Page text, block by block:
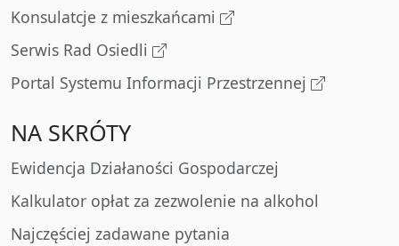
Konsulatcje z mieszkańcami
Serwis Rad Osiedli
Portal Systemu Informacji Przestrzennej
NA SKRÓTY
Ewidencja Działaności Gospodarczej
Kalkulator opłat za zezwolenie na alkohol
Najczęściej zadawane pytania